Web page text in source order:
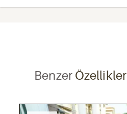
BenzerÖzellikler